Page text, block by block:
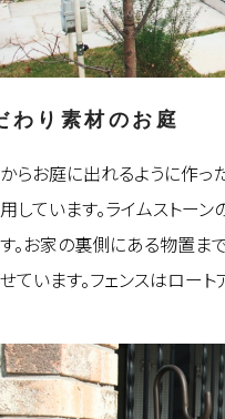
わり素材のお庭
らお庭に出れるように作っ
しています。ライムストー
。お家の裏側にある物置ま
ています。フェンスはロー